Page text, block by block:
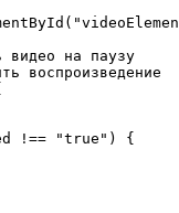
видео на паузу
воспроизведение
!== "true") {